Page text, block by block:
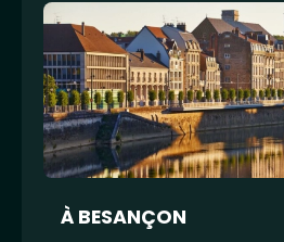
À BESANÇON